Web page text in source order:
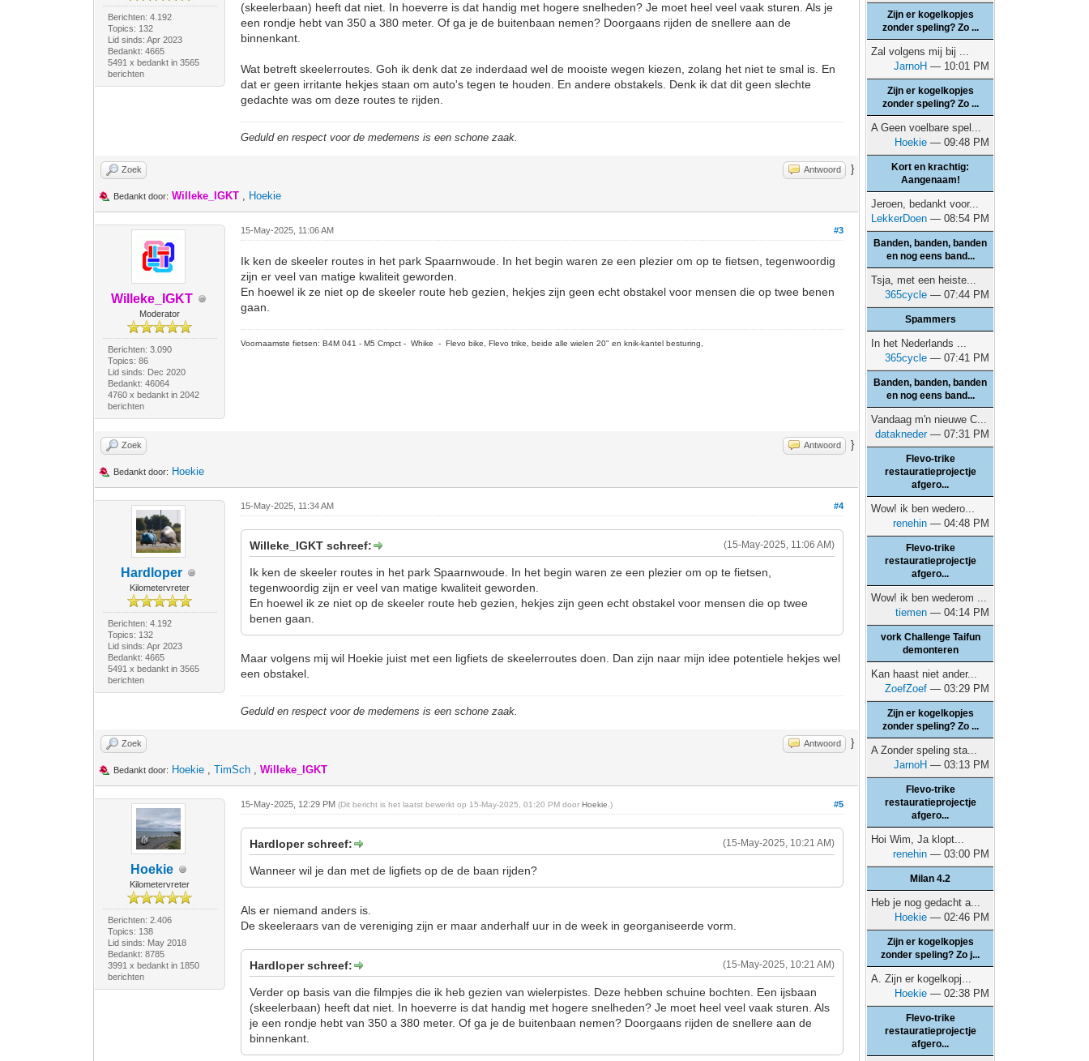
Berichten: 4.192
Topics: 132
Lid sinds: Apr 2023
Bedankt: 4665
5491 x bedankt in 3565
berichten
(skeelerbaan) heeft dat niet. In hoeverre is dat handig met hogere snelheden? Je moet heel veel vaak sturen. Als je
een rondje hebt van 350 a 380 meter. Of ga je de buitenbaan nemen? Doorgaans rijden de snellere aan de
binnenkant.
Wat betreft skeelerroutes. Goh ik denk dat ze inderdaad wel de mooiste wegen kiezen, zolang het niet te smal is. En
dat er geen irritante hekjes staan om auto's tegen te houden. En andere obstakels. Denk ik dat dit geen slechte
gedachte was om deze routes te rijden.
Geduld en respect voor de medemens is een schone zaak.
Zoek Antwoord }
Bedankt door: Willeke_IGKT , Hoekie
Willeke_IGKT
Moderator
Berichten: 3.090
Topics: 86
Lid sinds: Dec 2020
Bedankt: 46064
4760 x bedankt in 2042
berichten
#3
15-May-2025, 11:06 AM
Ik ken de skeeler routes in het park Spaarnwoude. In het begin waren ze een plezier om op te fietsen, tegenwoordig
zijn er veel van matige kwaliteit geworden.
En hoewel ik ze niet op de skeeler route heb gezien, hekjes zijn geen echt obstakel voor mensen die op twee benen
gaan.
Voornaamste fietsen: B4M 041 - M5 Cmpct - Whike - Flevo bike, Flevo trike, beide alle wielen 20" en knik-kantel besturing,
Zoek Antwoord }
Bedankt door: Hoekie
Hardloper
Kilometervreter
Berichten: 4.192
Topics: 132
Lid sinds: Apr 2023
Bedankt: 4665
5491 x bedankt in 3565
berichten
#4
15-May-2025, 11:34 AM
(15-May-2025, 11:06 AM)
Willeke_IGKT schreef:
Ik ken de skeeler routes in het park Spaarnwoude. In het begin waren ze een plezier om op te fietsen,
tegenwoordig zijn er veel van matige kwaliteit geworden.
En hoewel ik ze niet op de skeeler route heb gezien, hekjes zijn geen echt obstakel voor mensen die op twee
benen gaan.
Maar volgens mij wil Hoekie juist met een ligfiets de skeelerroutes doen. Dan zijn naar mijn idee potentiele hekjes wel
een obstakel.
Geduld en respect voor de medemens is een schone zaak.
Zoek Antwoord }
Bedankt door: Hoekie ,TimSch ,Willeke_IGKT
Hoekie
Kilometervreter
Berichten: 2.406
Topics: 138
Lid sinds: May 2018
Bedankt: 8785
3991 x bedankt in 1850
berichten
#5
15-May-2025, 12:29 PM(Dit bericht is het laatst bewerkt op 15-May-2025, 01:20 PM doorHoekie .)
(15-May-2025, 10:21 AM)
Hardloper schreef:
Wanneer wil je dan met de ligfiets op de de baan rijden?
Als er niemand anders is.
De skeeleraars van de vereniging zijn er maar anderhalf uur in de week in georganiseerde vorm.
(15-May-2025, 10:21 AM)
Hardloper schreef:
Verder op basis van die filmpjes die ik heb gezien van wielerpistes. Deze hebben schuine bochten. Een ijsbaan
(skeelerbaan) heeft dat niet. In hoeverre is dat handig met hogere snelheden? Je moet heel veel vaak sturen. Als
je een rondje hebt van 350 a 380 meter. Of ga je de buitenbaan nemen? Doorgaans rijden de snellere aan de
binnenkant.
Zijn er kogelkopjes
zonder speling? Zo ...
Zal volgens mij bij ...
JarnoH — 10:01 PM
Zijn er kogelkopjes
zonder speling? Zo ...
A Geen voelbare spel...
Hoekie — 09:48 PM
Kort en krachtig:
Aangenaam!
Jeroen, bedankt voor...
LekkerDoen — 08:54 PM
Banden, banden, banden
en nog eens band...
Tsja, met een heiste...
365cycle — 07:44 PM
Spammers
In het Nederlands ...
365cycle — 07:41 PM
Banden, banden, banden
en nog eens band...
Vandaag m'n nieuwe C...
datakneder— 07:31 PM
Flevo-trike
restauratieprojectje
afgero...
Wow! ik ben wedero...
renehin — 04:48 PM
Flevo-trike
restauratieprojectje
afgero...
Wow! ik ben wederom ...
tiemen — 04:14 PM
vork Challenge Taifun
demonteren
Kan haast niet ander...
ZoefZoef — 03:29 PM
Zijn er kogelkopjes
zonder speling? Zo ...
A Zonder speling sta...
JarnoH — 03:13 PM
Flevo-trike
restauratieprojectje
afgero...
Hoi Wim, Ja klopt...
renehin — 03:00 PM
Milan 4.2
Heb je nog gedacht a...
Hoekie — 02:46 PM
Zijn er kogelkopjes
zonder speling? Zo j...
A. Zijn er kogelkopj...
Hoekie — 02:38 PM
Flevo-trike
restauratieprojectje
afgero...